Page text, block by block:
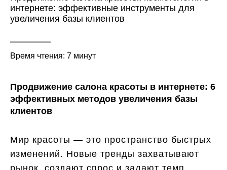
интернете: эффективные инструменты для
увеличения базы клиентов
Время чтения: 7 минут
Продвижение салона красоты в интернете: 6
эффективных методов увеличения базы
клиентов
Мир красоты — это пространство быстрых
изменений. Новые тренды захватывают